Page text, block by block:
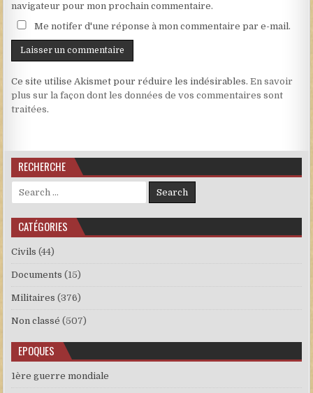
navigateur pour mon prochain commentaire.
Me notifer d'une réponse à mon commentaire par e-mail.
Ce site utilise Akismet pour réduire les indésirables.En savoir
plus sur la façon dont les données de vos commentaires sont
traitées.
RECHERCHE
Search for:
CATÉGORIES
Civils (44)
Documents (15)
Militaires (376)
Non classé (507)
EPOQUES
1ère guerre mondiale